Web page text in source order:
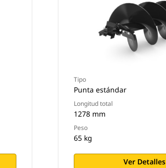
Tipo
Punta estándar
Longitud total
1278 mm
Peso
65 kg
Ver Detalles